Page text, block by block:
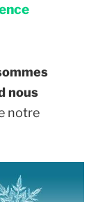
nous
notre